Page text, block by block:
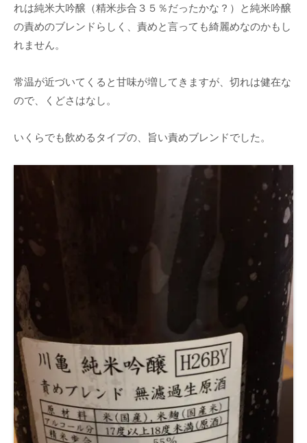
れは純米大吟醸（精米歩合３５％だったかな？）と純米吟醸
の責めのブレンドらしく、責めと言っても綺麗めなのかもし
れません。
常温が近づいてくると甘味が増してきますが、切れは健在な
ので、くどさはなし。
いくらでも飲めるタイプの、旨い責めブレンドでした。